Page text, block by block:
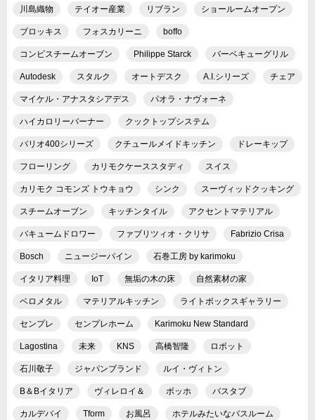
川島織物 テイオー産業 リブラン ショールームオープン
ブロッキス フォスカリーニ boffo
コンビスチームオーブン Philippe Starck バーベキューグリル
Autodesk スタルク オートデスク A.I.シリーズ チェア
マイケル・アナスタシアデス パオラ・ナヴォーネ
ハイカロリーバーナー クックトップシステム
バリオ400シリーズ クチュールメイドキッチン ドレーキップ
フローリング カリモクケーススタディ スイス
カリモク コモンズ トウキョウ シンク スーヴィッドクッキング
スチームオーブン キッチンタイル アクセントマテリアル
バキュームドロワー ファブリツィオ・クリサ Fabrizio Crisa
Bosch ニュージーパイン 石巻工房 by karimoku
イタリア料理 IoT 無垢の木の床 自然素材の家
ベロメタル マテリアルキッチン ライトボックスギャラリー
センプレ センプレホーム Karimoku New Standard
Lagostina 未来 KNS 高橋智隆 ロボット
石川敬子 ジャパンブランド ルイ・ヴィトン
B＆Bイタリア ヴィレロイ＆ ボッホ バスタブ
カルデバイ Tform お風呂 ホテルみたいなバスルーム